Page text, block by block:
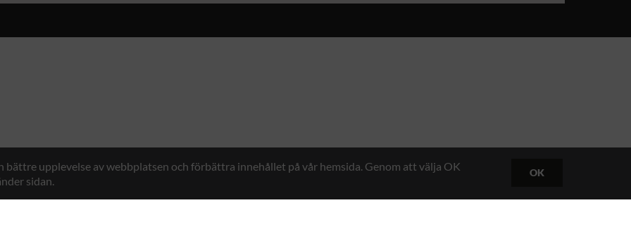
upplevelse av webbplatsen och förbättra innehållet på vår hemsida. Genom att välja OK
sidan.
OK